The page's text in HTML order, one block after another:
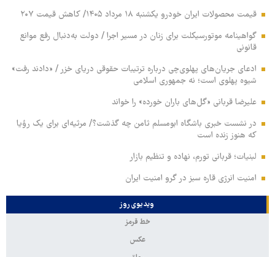
قیمت محصولات ایران خودرو یکشنبه ۱۸ مرداد ۱۴۰۵/ کاهش قیمت ۲۰۷
گواهینامه موتورسیکلت برای زنان در مسیر اجرا / دولت به‌دنبال رفع موانع
قانونی
ادعای جریان‌های پهلوی‌چی درباره ترتیبات حقوقی دریای خزر / «دادند رفت»
شیوه پهلوی است؛ نه جمهوری اسلامی
علیرضا قربانی «گل‌های باران خورده» را خواند
در نشست خبری باشگاه ابومسلم ثامن چه گذشت؟/ مرثیه‌ای برای یک رؤیا
که هنوز زنده است
لبنیات؛ قربانی تورم، نهاده و تنظیم بازار
امنیت انرژی قاره سبز در گرو امنیت ایران
ویدیوی روز
خط قرمز
عکس